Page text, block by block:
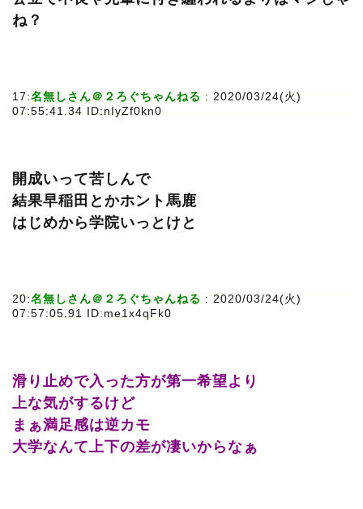
ね？
17:名無しさん＠２ろぐちゃんねる : 2020/03/24(火)
07:55:41.34 ID:nIyZf0kn0
開成いって苦しんで
結果早稲田とかホント馬鹿
はじめから学院いっとけと
20:名無しさん＠２ろぐちゃんねる : 2020/03/24(火)
07:57:05.91 ID:me1x4qFk0
滑り止めで入った方が第一希望より
上な気がするけど
まぁ満足感は逆カモ
大学なんて上下の差が凄いからなぁ